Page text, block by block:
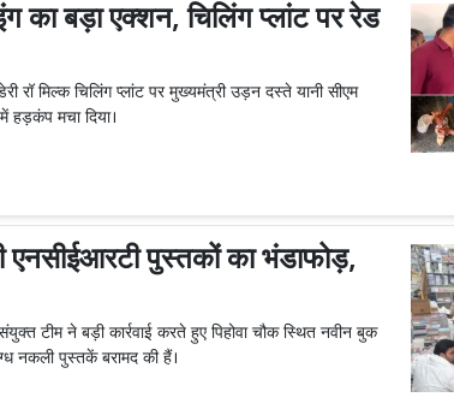
का बड़ा एक्शन, चिलिंग प्लांट पर रेड
रॉ मिल्क चिलिंग प्लांट पर मुख्यमंत्री उड़न दस्ते यानी सीएम
हड़कंप मचा दिया।
पुस्तकों का भंडाफोड़,
टीम ने बड़ी कार्रवाई करते हुए पिहोवा चौक स्थित नवीन बुक
नकली पुस्तकें बरामद की हैं।